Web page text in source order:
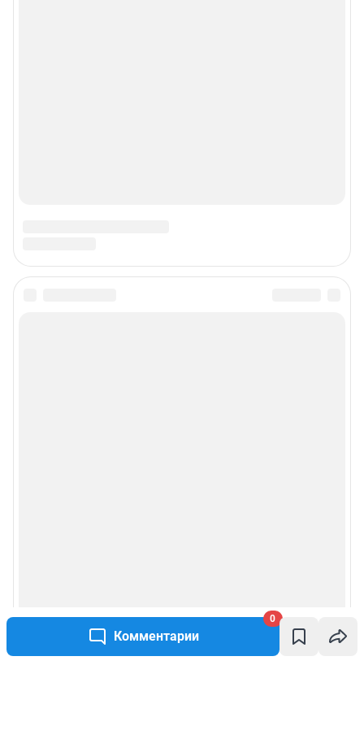
Комментарии
0